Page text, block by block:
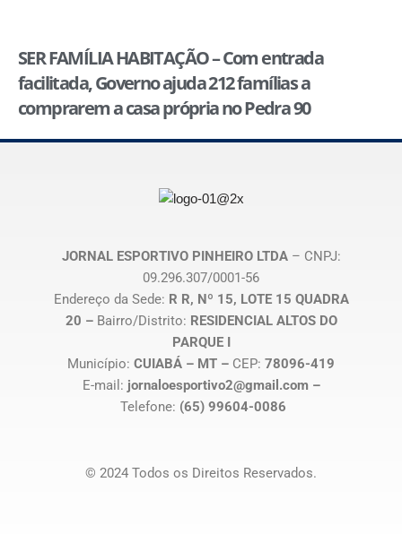
SER FAMÍLIA HABITAÇÃO – Com entrada
facilitada, Governo ajuda 212 famílias a
comprarem a casa própria no Pedra 90
JORNAL ESPORTIVO PINHEIRO LTDA– CNPJ:
09.296.307/0001-56
Endereço da Sede: R R, Nº 15, LOTE 15 QUADRA
20 – Bairro/Distrito: RESIDENCIAL ALTOS DO
PARQUE I
Município: CUIABÁ – MT – CEP: 78096-419
E-mail: jornaloesportivo2@gmail.com –
Telefone: (65) 99604-0086
© 2024 Todos os Direitos Reservados.